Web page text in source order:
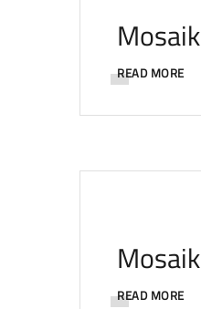
Mosaik
READ MORE
Mosaik
READ MORE